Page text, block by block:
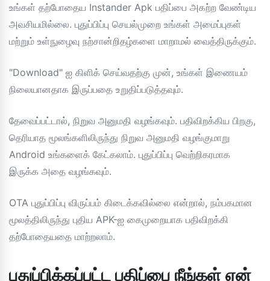
உங்கள் தற்போதைய Instander Apk பதிப்பை அகற்ற வேண்டிய
அவசியமில்லை. புதுப்பிப்பு செயல்முறை உங்கள் அமைப்புகள்
மற்றும் உள்நுழைவு நற்சான்றிதழ்களை மாறாமல் வைத்திருக்கும்.
"Download" ஐ கிளிக் செய்வதற்கு முன், உங்கள் இணையம்
நிலையானதாக இருப்பதை உறுதிப்படுத்தவும்.
தேவைப்பட்டால், நிறுவ அனுமதி வழங்கவும். பதிவிறக்கிய பிறகு,
தெரியாத மூலங்களிலிருந்து நிறுவ அனுமதி வழங்குமாறு
Android உங்களைக் கேட்கலாம். புதுப்பிப்பு வெற்றிகரமாக
இருக்க அதை வழங்கவும்.
OTA புதுப்பிப்பு விருப்பம் கிடைக்கவில்லை என்றால், நம்பகமான
மூலத்திலிருந்து புதிய APK-ஐ கைமுறையாக பதிவிறக்கி
தற்போதையதை மாற்றலாம்.
புதுப்பிக்கப்பட்ட பதிப்பை நீங்கள் ஏன்